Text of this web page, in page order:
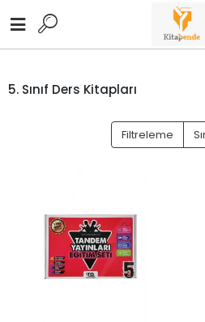
5. Sınıf Ders Kitapları
Filtreleme